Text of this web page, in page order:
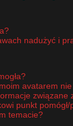
nadużyć i
avatarem
punkt pomógł/
temacie?